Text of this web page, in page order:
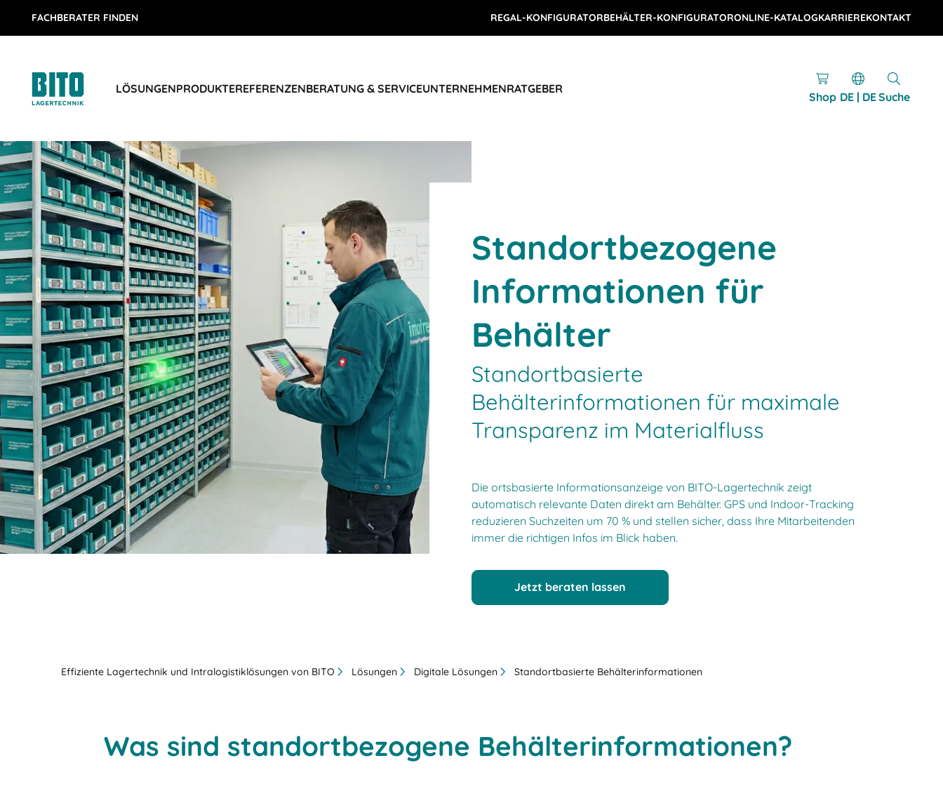
FACHBERATER FINDEN REGAL-KONFIGURATORBEHÄLTER-KONFIGURATORONLINE-KATALOGKARRIEREKONTAKT
LÖSUNGENPRODUKTEREFERENZENBERATUNG & SERVICEUNTERNEHMENRATGEBER
Shop DE | DESuche
BIT O
Standortbezogene
Informationen für
Behälter
Standortbasierte
Behälterinformationen für maximale
Transparenz im Materialfluss
Die ortsbasierte Informationsanzeige von BITO-Lagertechnik zeigt
automatisch relevante Daten direkt am Behälter. GPS und Indoor-Tracking
reduzieren Suchzeiten um 70 % und stellen sicher, dass Ihre Mitarbeitenden
immer die richtigen Infos im Blick haben.
Jetzt beraten lassen
Effiziente Lagertechnik und Intralogistiklösungen von BITO Lösungen Digitale Lösungen Standortbasierte Behälterinformationen
Was sind standortbezogene Behälterinformationen?